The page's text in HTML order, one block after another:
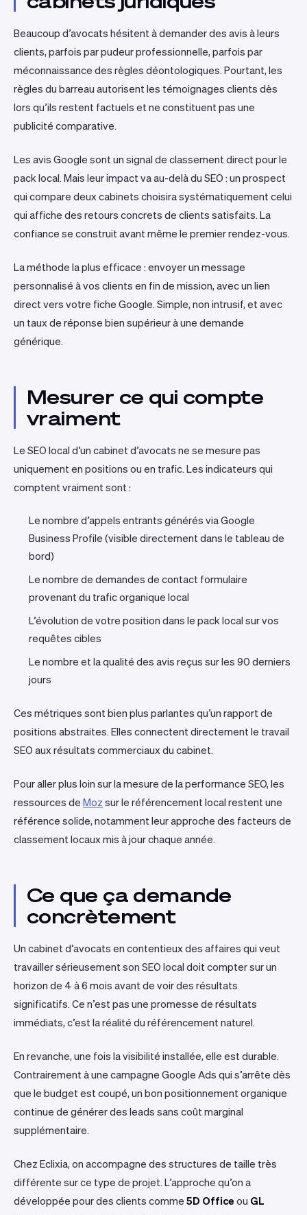
Beaucoup d’avocats hésitent à demander des avis à leurs
clients, parfois par pudeur professionnelle, parfois par
méconnaissance des règles déontologiques. Pourtant, les
règles du barreau autorisent les témoignages clients dès
lors qu’ils restent factuels et ne constituent pas une
publicité comparative.
Les avis Google sont un signal de classement direct pour le
pack local. Mais leur impact va au-delà du SEO : un prospect
qui compare deux cabinets choisira systématiquement celui
qui affiche des retours concrets de clients satisfaits. La
confiance se construit avant même le premier rendez-vous.
La méthode la plus efficace : envoyer un message
personnalisé à vos clients en fin de mission, avec un lien
direct vers votre fiche Google. Simple, non intrusif, et avec
un taux de réponse bien supérieur à une demande
générique.
Mesurer ce qui compte
vraiment
Le SEO local d’un cabinet d’avocats ne se mesure pas
uniquement en positions ou en trafic. Les indicateurs qui
comptent vraiment sont :
Le nombre d’appels entrants générés via Google
Business Profile (visible directement dans le tableau de
bord)
Le nombre de demandes de contact formulaire
provenant du trafic organique local
L’évolution de votre position dans le pack local sur vos
requêtes cibles
Le nombre et la qualité des avis reçus sur les 90 derniers
jours
Ces métriques sont bien plus parlantes qu’un rapport de
positions abstraites. Elles connectent directement le travail
SEO aux résultats commerciaux du cabinet.
Pour aller plus loin sur la mesure de la performance SEO, les
ressources de Moz sur le référencement local restent une
référence solide, notamment leur approche des facteurs de
classement locaux mis à jour chaque année.
Ce que ça demande
concrètement
Un cabinet d’avocats en contentieux des affaires qui veut
travailler sérieusement son SEO local doit compter sur un
horizon de 4 à 6 mois avant de voir des résultats
significatifs. Ce n’est pas une promesse de résultats
immédiats, c’est la réalité du référencement naturel.
En revanche, une fois la visibilité installée, elle est durable.
Contrairement à une campagne Google Ads qui s’arrête dès
que le budget est coupé, un bon positionnement organique
continue de générer des leads sans coût marginal
supplémentaire.
Chez Eclixia, on accompagne des structures de taille très
différente sur ce type de projet. L’approche qu’on a
développée pour des clients comme 5D Office ou GL